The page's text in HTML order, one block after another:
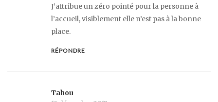
J’attribue un zéro pointé pour la personne à
l’accueil, visiblement elle n’est pas à la bonne
place.
RÉPONDRE
Tahou